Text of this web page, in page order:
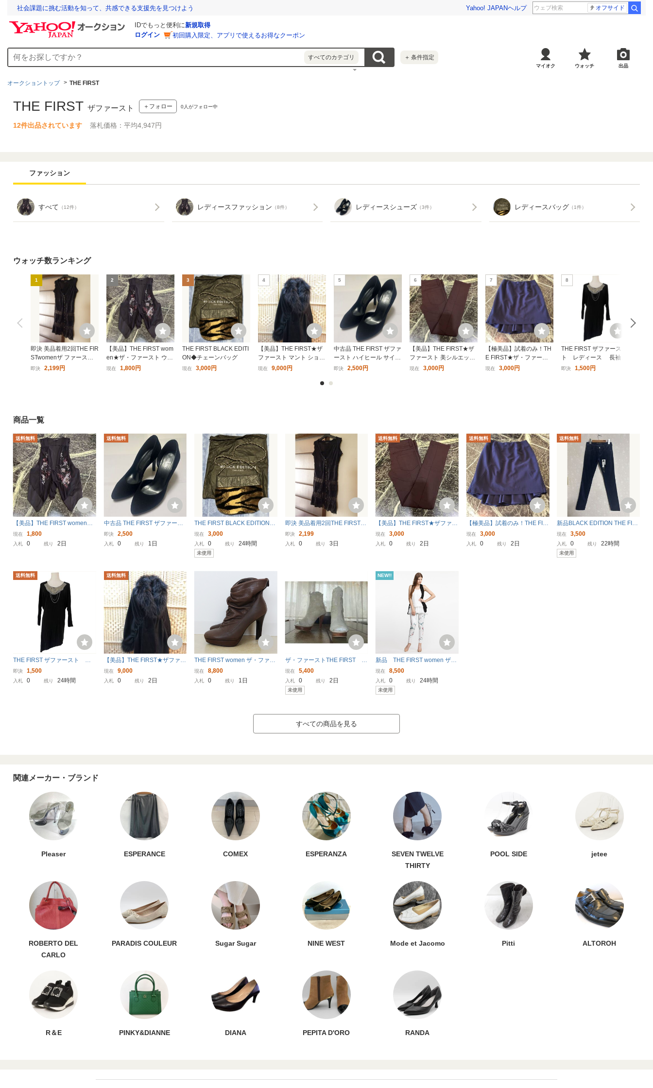
社会課題に挑む活動を知って、共感できる支援先を見つけよう Yahoo! JAPANヘルプ オフサイド
IDでもっと便利に新規取得
ログイン
初回購入限定、アプリで使えるお得なクーポン
すべてのカテゴリ ＋ 条件指定
マイオク ウォッチ 出品
オークショントップ THE FIRST
THE FIRST ザファースト ＋フォロー 0人がフォロー中
12件出品されています 落札価格：平均4,947円
ファッション
すべて （12件） レディースファッション （8件） レディースシューズ （3件） レディースバッグ （1件）
ウォッチ数ランキング
1
即決 美品着用2回THE FIR
STwomenザ ファースト
ウィメン ノースリーブチ
即決 2,199円
2
【美品】THE FIRST wom
en★ザ・ファースト ウィ
メン アシンメトリージレ
現在 1,800円
3
THE FIRST BLACK EDITI
ON◆チェーンバッグ
現在 3,000円
4
【美品】THE FIRST★ザ
ファースト マント ショー
ル 黒 毛皮コート レディ
現在 9,000円
5
中古品 THE FIRST ザファ
ースト ハイヒール サイズ
38
即決 2,500円
6
【美品】THE FIRST★ザ
ファースト 美シルエット
パンツ 38サイズ Mサイズ
現在 3,000円
7
【極美品】試着のみ！TH
E FIRST★ザ・ファース
ト バックデザインスカー
現在 3,000円
8
THE FIRST ザファース
ト レディース 長袖
カットソー アシンメト
即決 1,500円
商品一覧
送料無料
【美品】THE FIRST women★
ザ・ファースト ウィメン アシ
ンメトリージレ ベスト 黒 薄手
現在 1,800
入札 0 残り 2日
送料無料
中古品 THE FIRST ザファース
ト ハイヒール サイズ38
即決 2,500
入札 0 残り 1日
THE FIRST BLACK EDITION◆
チェーンバッグ
現在 3,000
入札 0 残り 24時間
未使用
即決 美品着用2回THE FIRSTwo
menザ ファーストウィメン ノ
ースリーブチュニック黒ロング
即決 2,199
入札 0 残り 3日
送料無料
【美品】THE FIRST★ザファー
スト 美シルエットパンツ 38サ
イズ Mサイズ ブラウン 茶色 ス
現在 3,000
入札 0 残り 2日
送料無料
【極美品】試着のみ！THE FIR
ST★ザ・ファースト バックデ
ザインスカート ネイビー 38サ
現在 3,000
入札 0 残り 2日
送料無料
新品BLACK EDITION THE FIR
ST コーデュロイパンツ 紺S定
価13650円
現在 3,500
入札 0 残り 22時間
未使用
送料無料
THE FIRST ザファースト レ
ディース 長袖 カットソ
ー アシンメトリー ブラッ
即決 1,500
入札 0 残り 24時間
送料無料
【美品】THE FIRST★ザファー
スト マント ショール 黒 毛皮コ
ート レディース 羽織
現在 9,000
入札 0 残り 2日
THE FIRST women ザ・ファー
スト ショートブーツ ギャザー
デザイン 本革 レザーブーツ ダ
現在 8,800
入札 0 残り 1日
ザ・ファーストTHE FIRST レ
ース＆レザーサンダル ２３
㎝ 未使用品
現在 5,400
入札 0 残り 2日
未使用
NEW!!
新品 THE FIRST women ザ・
ファーストウィメン ペイント
柄 スキニーパンツ 白 ホワ
イト M ザファースト
現在 8,500
入札 0 残り 24時間
未使用
すべての商品を見る
関連メーカー・ブランド
Pleaser ESPERANCE COMEX ESPERANZA
SEVEN TWELVE
THIRTY
POOL SIDE jetee
ROBERTO DEL
CARLO
PARADIS COULEUR Sugar Sugar NINE WEST Mode et Jacomo Pitti ALTOROH
R＆E PINKY&DIANNE DIANA PEPITA D'ORO RANDA